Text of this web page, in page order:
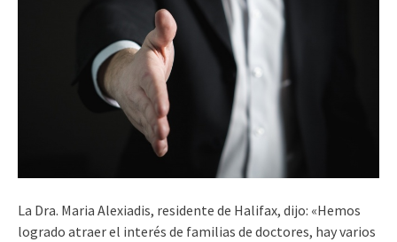
La Dra. Maria Alexiadis, residente de Halifax, dijo: «Hemos
logrado atraer el interés de familias de doctores, hay varios